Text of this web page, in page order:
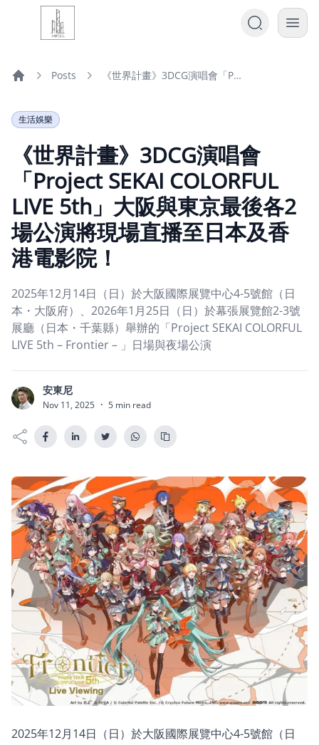
Posts 《世界計畫》3DCG演唱會「Project SEKAI COLORFUL LIVE 5th」大阪與東京最後各2場公演將現場直播至日本及香港電影院！
生活娛樂
《世界計畫》3DCG演唱會
「Project SEKAI COLORFUL
LIVE 5th」大阪與東京最後各2
場公演將現場直播至日本及香
港電影院！
2025年12月14日（日）於大阪國際展覽中心4-5號館（日
本・大阪府）、2026年1月25日（日）於幕張展覽館2-3號
展廳（日本・千葉縣）舉辦的「Project SEKAI COLORFUL
LIVE 5th – Frontier – 」日場與夜場公演
安 安東尼
Nov 11, 2025 · 5 min read
2025年12月14日（日）於大阪國際展覽中心4-5號館（日